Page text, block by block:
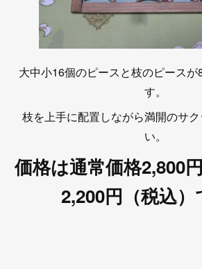
大中小16個のピースと枝のピース
す。
枝を上手に配置しながら満開のサ
い。
価格は通常価格2,800
2,200円（税込）